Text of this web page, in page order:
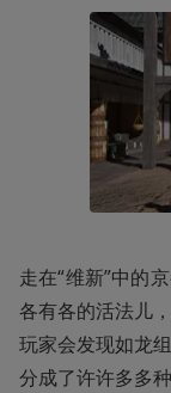
走在“维新”中的
各有各的活法儿
玩家会发现如龙
分成了许许多多